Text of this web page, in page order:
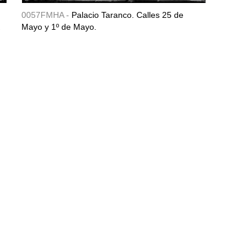
0057FMHA - Palacio Taranco. Calles 25 de
Mayo y 1º de Mayo.